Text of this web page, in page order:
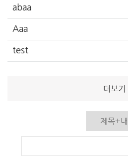
abaa
Aaa
test
더보기